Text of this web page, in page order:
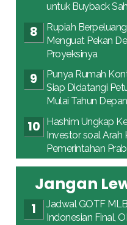
untuk Buyback
Rupiah
Menguat Pekan
Proyeksinya
Punya Rumah
Siap Didatangi
Mulai Tahun Depan
Hashim Ungkap
Investor soal Arah
Pemerintahan
Jangan
Jadwal GOTF
Indonesian Final,